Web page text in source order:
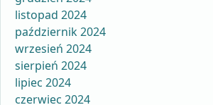
listopad 2024
październik 2024
wrzesień 2024
sierpień 2024
lipiec 2024
czerwiec 2024